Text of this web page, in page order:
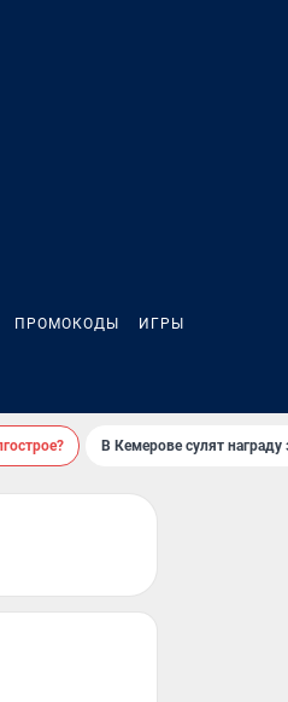
ПРОМОКОДЫ ИГРЫ
В Кемерове сулят награду